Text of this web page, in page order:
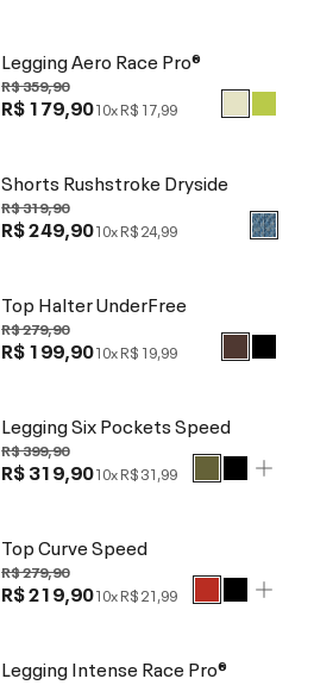
Legging Aero Race Pro®
R$ 359,90
R$ 179,9010xR$ 17,99
Shorts Rushstroke Dryside
R$ 319,90
R$ 249,9010xR$ 24,99
Top Halter UnderFree
R$ 279,90
R$ 199,9010xR$ 19,99
Legging Six Pockets Speed
R$ 399,90
R$ 319,9010xR$ 31,99
Top Curve Speed
R$ 279,90
R$ 219,9010xR$ 21,99
Legging Intense Race Pro®